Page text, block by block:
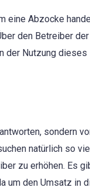
eine Abzocke
den Betreiber der
der Nutzung
sondern
natürlich so
zu erhöhen. Es
um den Umsatz in